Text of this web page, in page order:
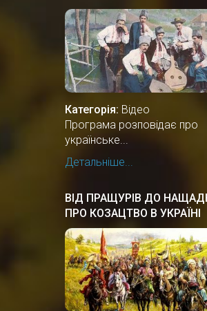
Категорія: Відео
Програма розповідає про
українське...
Детальніше...
ВІД ПРАЩУРІВ ДО
ПРО КОЗАЦТВО В УКРАЇНІ